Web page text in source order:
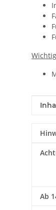
Wert
Ab